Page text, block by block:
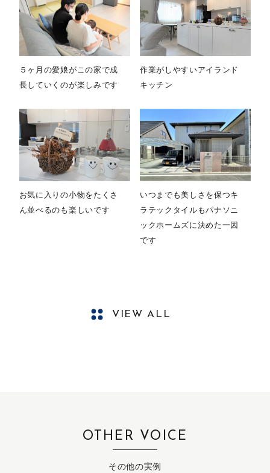
５ヶ月の愛娘がこの家で成
長していくのが楽しみです
作業がしやすいアイランド
キッチン
お気に入りの小物をたくさ
ん並べるのも楽しいです
いつまでも美しさを保つキ
ラテックタイルもパナソニ
ックホームズに決めた一因
です
VIEW ALL
OTHER VOICE
その他の実例